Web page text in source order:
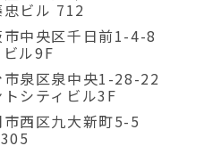
ビル 712
市中央区千日前1-4-8
ル9F
市泉区泉中央1-28-22
シティビル3F
西区九大新町5-5